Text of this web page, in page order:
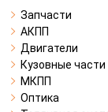
Запчасти
АКПП
Двигатели
Кузовные части
МКПП
Оптика